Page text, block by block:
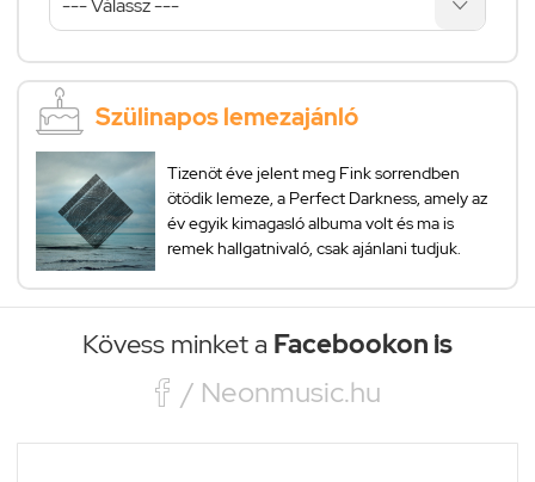
Szülinapos lemezajánló
Tizenöt éve jelent meg Fink sorrendben
ötödik lemeze, a Perfect Darkness, amely az
év egyik kimagasló albuma volt és ma is
remek hallgatnivaló, csak ajánlani tudjuk.
Kövess minket a Facebookon is
 / Neonmusic.hu